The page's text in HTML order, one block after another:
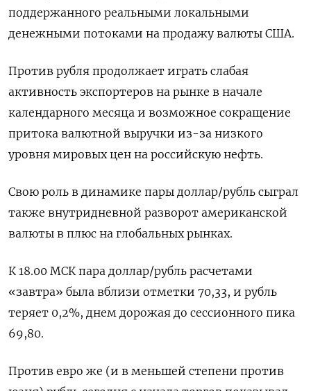
поддержанного реальными локальными
денежными потоками на продажу валюты США.
Против рубля продолжает играть слабая
активность экспортеров на рынке в начале
календарного месяца и возможное сокращение
притока валютной выручки из-за низкого
уровня мировых цен на российскую нефть.
Свою роль в динамике пары доллар/рубль сыграл
также внутридневной разворот американской
валюты в плюс на глобальных рынках.
К 18.00 МСК пара доллар/рубль расчетами
«завтра» была вблизи отметки 70,33, и рубль
теряет 0,2%, днем дорожая до сессионного пика
69,80.
Против евро же (и в меньшей степени против